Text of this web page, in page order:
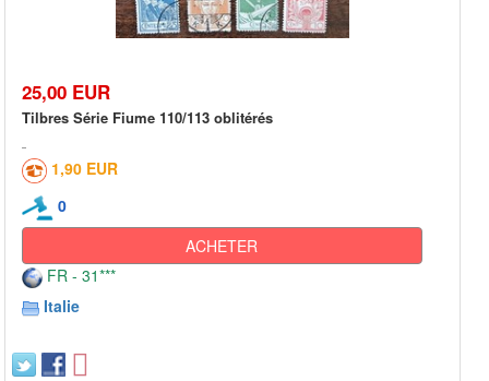
25,00 EUR
Tilbres Série Fiume 110/113 oblitérés
1,90 EUR
0
ACHETER
FR - 31***
Italie